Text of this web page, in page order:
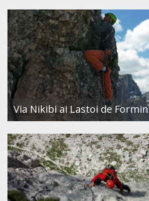
Via Nikibi ai Lastoi de Formin